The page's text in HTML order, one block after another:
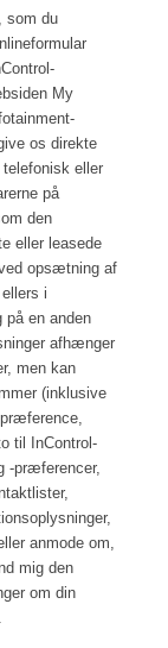
som du
My
os direkte
eller
på
den
eller leasede
opsætning af
i
på en anden
afhænger
men kan
(inklusive
til InControl-
-præferencer,
anmode om,
mig den
om din